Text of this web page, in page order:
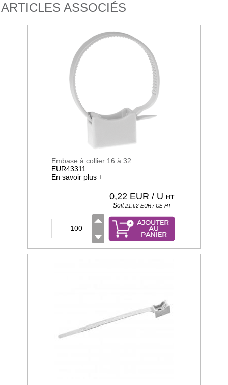
ARTICLES ASSOCIÉS
Embase à collier 16 à 32
EUR43311
En savoir plus +
0,22 EUR / U HT
Soit21,62 EUR / CE HT